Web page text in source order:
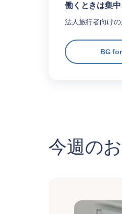
働くときは集
法人旅行者向けの
BG
今週の